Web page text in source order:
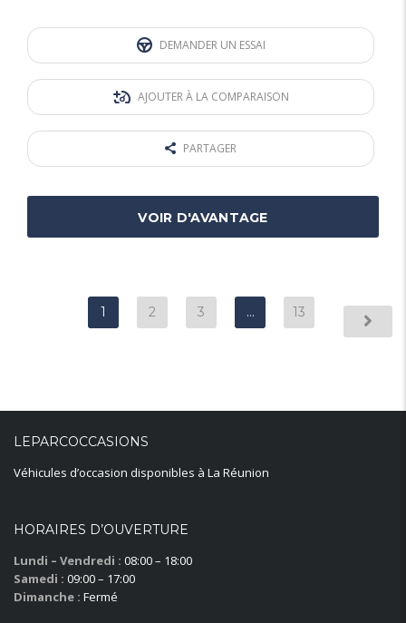
DEMANDER UN ESSAI
AJOUTER À LA COMPARAISON
PARTAGER
VOIR D'AVANTAGE
1 2 3 … 13
LEPARCOCCASIONS
Véhicules d’occasion disponibles à La Réunion
HORAIRES D’OUVERTURE
Lundi – Vendredi : 08:00 – 18:00
Samedi : 09:00 – 17:00
Dimanche : Fermé